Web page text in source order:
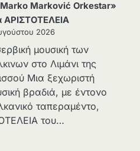
Marković Orkestar»
ΑΡΙΣΤΟΤΕΛΕΙΑ
2026
μουσική των
στο Λιμάνι της
Μια ξεχωριστή
βραδιά, με έντονο
ταπεραμέντο,
του…